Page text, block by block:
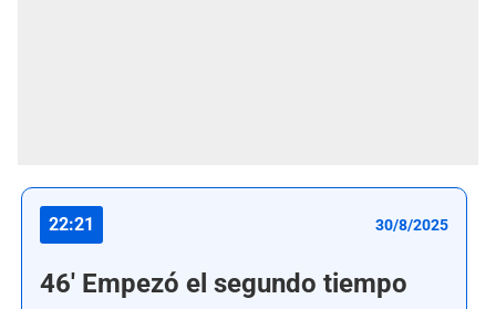
22:21 30/8/2025
46' Empezó el segundo tiempo